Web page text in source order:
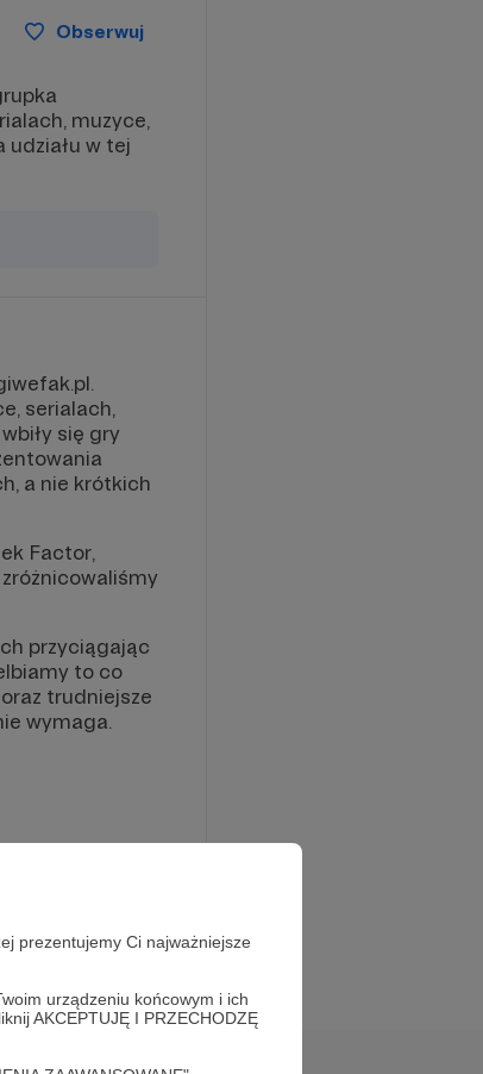
prezentujemy Ci najważniejsze
urządzeniu końcowym i ich
AKCEPTUJĘ I PRZECHODZĘ
Obserwuj
muzyce,
w tej
serialach,
się gry
a nie krótkich
Factor,
przyciągając
to co
trudniejsze
wymaga.